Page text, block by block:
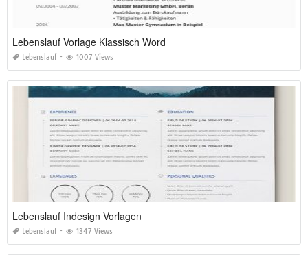
Lebenslauf Vorlage Klassisch Word
Lebenslauf 1007 Views
Lebenslauf Indesign Vorlagen
Lebenslauf 1347 Views